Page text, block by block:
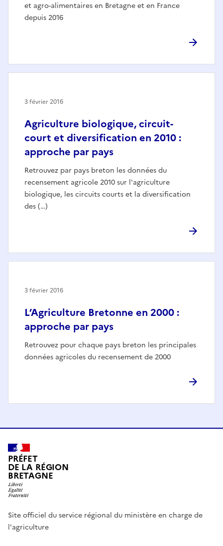
et agro-alimentaires en Bretagne et en France
depuis 2016
Agriculture biologique, circuit-
court et diversification en 2010 :
approche par pays
Retrouvez par pays breton les données du
recensement agricole 2010 sur l'agriculture
biologique, les circuits courts et la diversification
des (…)
3 février 2016
L’Agriculture Bretonne en 2000 :
approche par pays
Retrouvez pour chaque pays breton les principales
données agricoles du recensement de 2000
3 février 2016
PRÉFET
DE LA RÉGION
BRETAGNE
Site officiel du service régional du ministère en charge de
l'agriculture